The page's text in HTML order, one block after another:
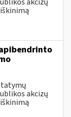
akcizų